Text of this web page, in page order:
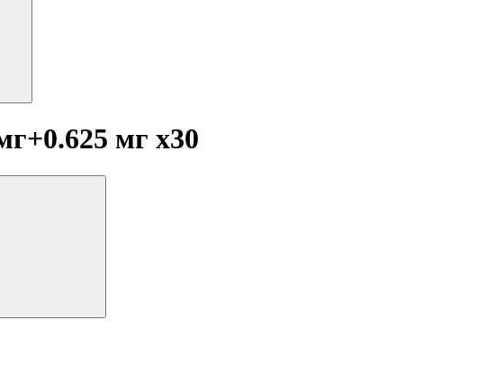
мг x30